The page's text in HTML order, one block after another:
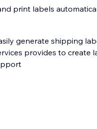
print labels
generate shipping
provides to